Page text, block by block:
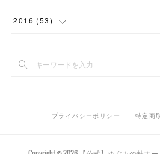
(2)
(3)
(19)
14)
(22
(17)
15)
(22
(32)
20)
(24
14)
33)
(44
44)
37)
2016 (53)
プライバシーポリシー 特定商